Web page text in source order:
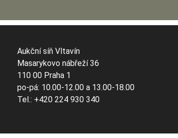
Aukční síň Vltavín
Masarykovo nábřeží 36
110 00 Praha 1
po-pá: 10.00-12.00 a 13.00-18.00
Tel.: +420 224 930 340